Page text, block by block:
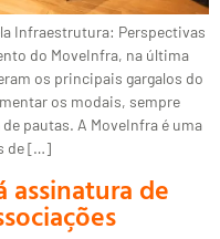
Infraestrutura: Perspectivas
do MoveInfra, na última
os principais gargalos do
os modais, sempre
pautas. A MoveInfra é uma
de […]
de